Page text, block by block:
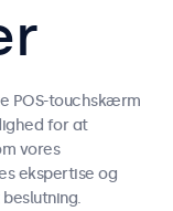
POS-touchskærm
for at
vores
ekspertise og